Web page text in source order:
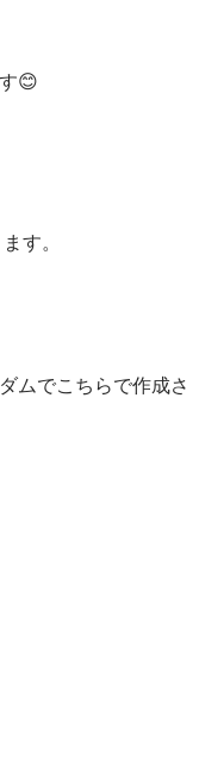
😊
す。
ムでこちらで作成さ